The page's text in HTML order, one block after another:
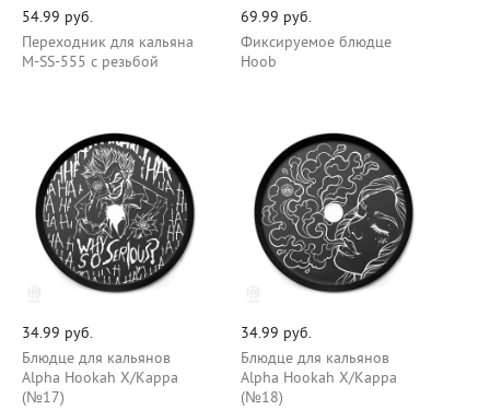
54.99 руб.
Переходник для кальяна
M-SS-555 с резьбой
69.99 руб.
Фиксируемое блюдце
Hoob
34.99 руб.
Блюдце для кальянов
Alpha Hookah Х/Карра
(№17)
34.99 руб.
Блюдце для кальянов
Alpha Hookah Х/Карра
(№18)